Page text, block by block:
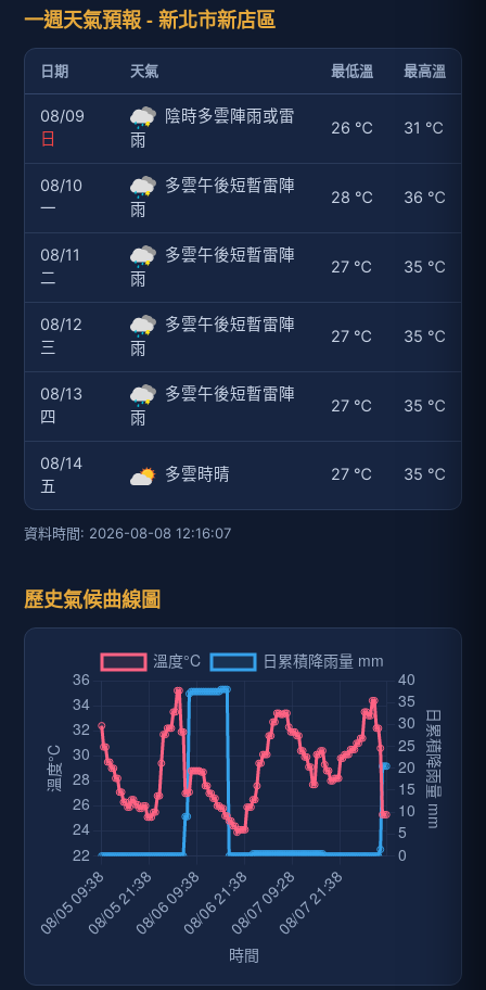
一週天氣預報 - 新北市新店區
日期 天氣 最低溫 最高溫
08/09
日
陰時多雲陣雨或雷
雨
26 ℃ 31 ℃
08/10
一
多雲午後短暫雷陣
雨
28 ℃ 36 ℃
08/11
二
多雲午後短暫雷陣
雨
27 ℃ 35 ℃
08/12
三
多雲午後短暫雷陣
雨
27 ℃ 35 ℃
08/13
四
多雲午後短暫雷陣
雨
27 ℃ 35 ℃
08/14
五
多雲時晴 27 ℃ 35 ℃
資料時間: 2026-08-08 12:16:07
歷史氣候曲線圖